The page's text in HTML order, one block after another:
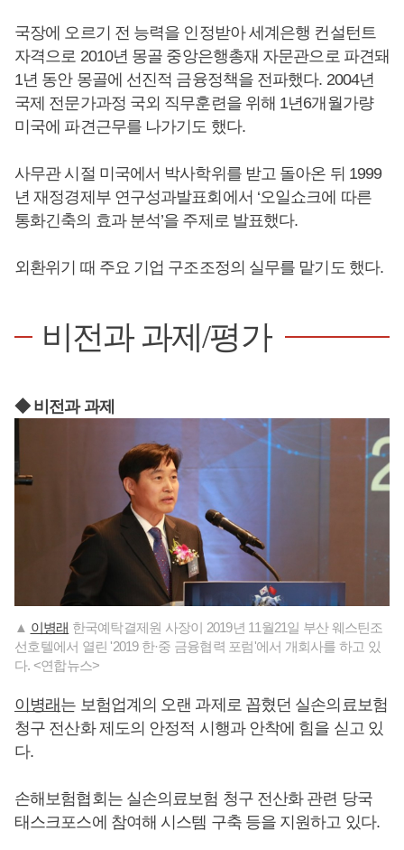
국장에 오르기 전 능력을 인정받아 세계은행 컨설턴트
자격으로 2010년 몽골 중앙은행총재 자문관으로 파견돼
1년 동안 몽골에 선진적 금융정책을 전파했다. 2004년
국제 전문가과정 국외 직무훈련을 위해 1년6개월가량
미국에 파견근무를 나가기도 했다.
사무관 시절 미국에서 박사학위를 받고 돌아온 뒤 1999
년 재정경제부 연구성과발표회에서 ‘오일쇼크에 따른
통화긴축의 효과 분석’을 주제로 발표했다.
외환위기 때 주요 기업 구조조정의 실무를 맡기도 했다.
비전과 과제/평가
◆ 비전과 과제
▲ 이병래 한국예탁결제원 사장이 2019년 11월21일 부산 웨스틴조
선호텔에서 열린 '2019 한·중 금융협력 포럼'에서 개회사를 하고 있
다. <연합뉴스>
이병래 는 보험업계의 오랜 과제로 꼽혔던 실손의료보험
청구 전산화 제도의 안정적 시행과 안착에 힘을 싣고 있
다.
손해보험협회는 실손의료보험 청구 전산화 관련 당국
태스크포스에 참여해 시스템 구축 등을 지원하고 있다.